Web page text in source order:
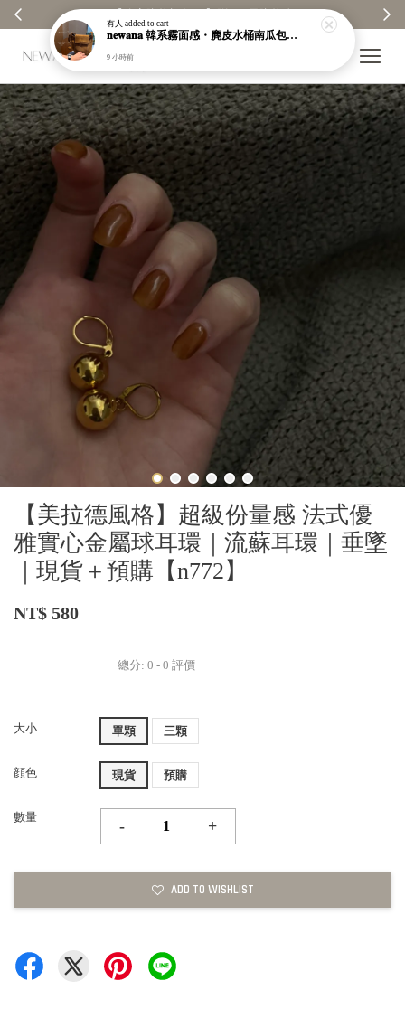
【美拉德風格】超級份量感 法式優
雅實心金屬球耳環｜流蘇耳環｜垂墜
｜現貨＋預購【n772】
NT$ 580
總分: 0 - 0 評價
大小 單顆 三顆
顔色 現貨 預購
數量
- +
ADD TO WISHLIST
有人 added to cart
𝐧𝐞𝐰𝐚𝐧𝐚 韓系霧面感・麂皮水桶南瓜包｜通勤日常包｜高級皮革｜現貨＋預購【nk62】
9 小時前